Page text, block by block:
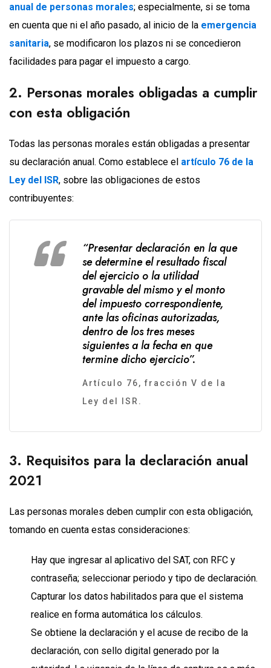
anual de personas morales; especialmente, si se toma
en cuenta que ni el año pasado, al inicio de la emergencia
sanitaria, se modificaron los plazos ni se concedieron
facilidades para pagar el impuesto a cargo.
2. Personas morales obligadas a cumplir
con esta obligación
Todas las personas morales están obligadas a presentar
su declaración anual. Como establece el artículo 76 de la
Ley del ISR, sobre las obligaciones de estos
contribuyentes:
“Presentar declaración en la que
se determine el resultado fiscal
del ejercicio o la utilidad
gravable del mismo y el monto
del impuesto correspondiente,
ante las oficinas autorizadas,
dentro de los tres meses
siguientes a la fecha en que
termine dicho ejercicio”.
Artículo 76, fracción V de la
Ley del ISR.
3. Requisitos para la declaración anual
2021
Las personas morales deben cumplir con esta obligación,
tomando en cuenta estas consideraciones:
Hay que ingresar al aplicativo del SAT, con RFC y
contraseña; seleccionar periodo y tipo de declaración.
Capturar los datos habilitados para que el sistema
realice en forma automática los cálculos.
Se obtiene la declaración y el acuse de recibo de la
declaración, con sello digital generado por la